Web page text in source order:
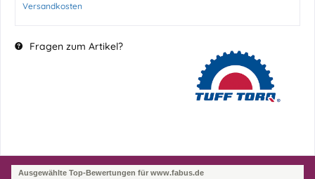
Versandkosten
Fragen zum Artikel?
Ausgewählte Top-Bewertungen für www.fabus.de